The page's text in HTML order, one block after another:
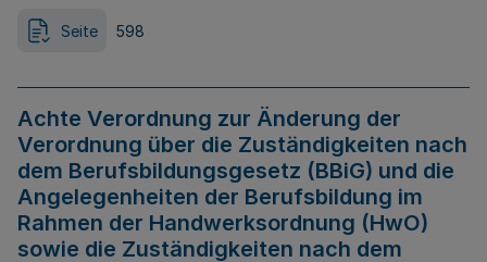
Seite 598
Achte Verordnung zur Änderung der
Verordnung über die Zuständigkeiten nach
dem Berufsbildungsgesetz (BBiG) und die
Angelegenheiten der Berufsbildung im
Rahmen der Handwerksordnung (HwO)
sowie die Zuständigkeiten nach dem